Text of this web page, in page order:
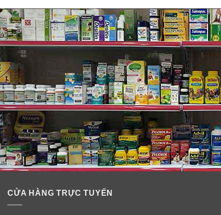
CỬA HÀNG TRỰC TUYẾN